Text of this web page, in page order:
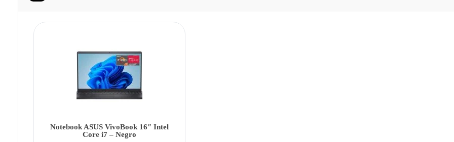
Notebook ASUS VivoBook 16″ Intel
Core i7 – Negro